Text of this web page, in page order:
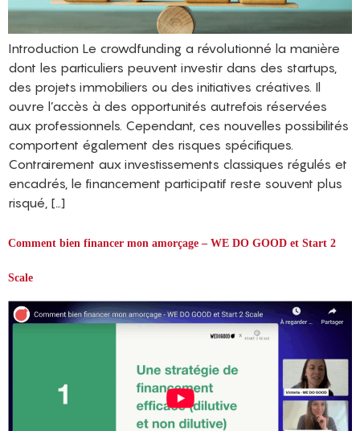
Introduction Le crowdfunding a révolutionné la manière
dont les particuliers peuvent investir dans des startups,
des projets immobiliers ou des initiatives créatives. Il
ouvre l’accès à des opportunités autrefois réservées
aux professionnels. Cependant, ces nouvelles possibilités
comportent également des risques spécifiques.
Contrairement aux investissements classiques régulés et
encadrés, le financement participatif reste souvent plus
risqué, […]
Comment bien financer mon amorçage – WE DO GOOD et Start 2
Scale